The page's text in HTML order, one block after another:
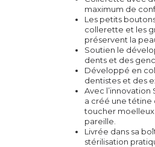
maximum de
Les petits
collerette et les
préservent la
Soutien le
dents et des
Développé en
dentistes et des
Avec l’innovation
a créé une tétine
toucher
pareille.
Livrée dans sa
stérilisation